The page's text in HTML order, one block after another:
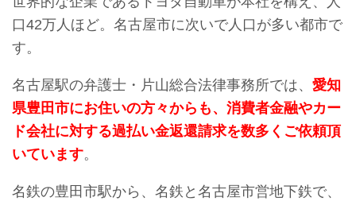
口42万人ほど。名古屋市に次いで人口が多い都市で
す。
名古屋駅の弁護士・片山総合法律事務所では、 愛知
県豊田市にお住いの方々からも、消費者金融やカー
ド会社に対する過払い金返還請求を数多くご依頼頂
いています。
名鉄の豊田市駅から、名鉄と名古屋市営地下鉄で、